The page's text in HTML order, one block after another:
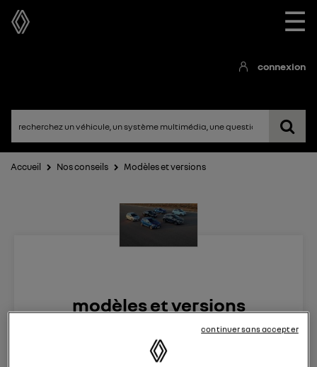
☰
connexion
Accueil Nos conseils Modèles et versions
modèles et versions
8 juin 2023
Véhicules RENAULT
continuer sans accepter